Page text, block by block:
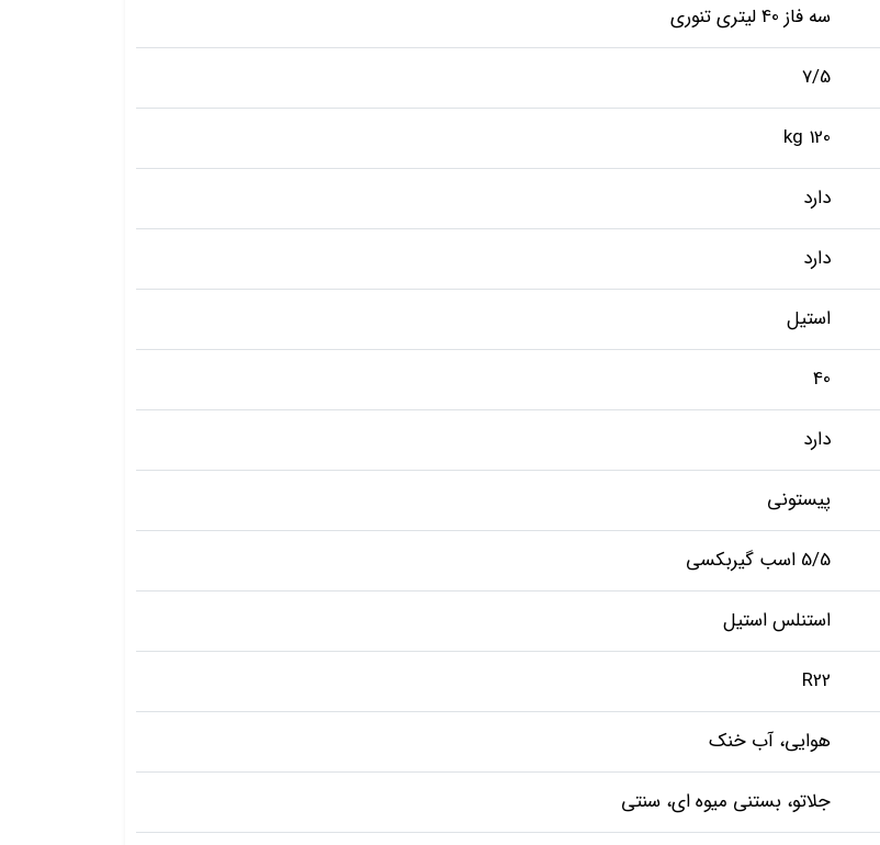
سه فاز 40 لیتری تنوری
7/5
120 kg
دارد
دارد
استیل
40
دارد
پیستونی
5/5 اسب گیربکسی
استنلس استیل
R22
هوایی، آب خنک
جلاتو، بستنی میوه ای، سنتی